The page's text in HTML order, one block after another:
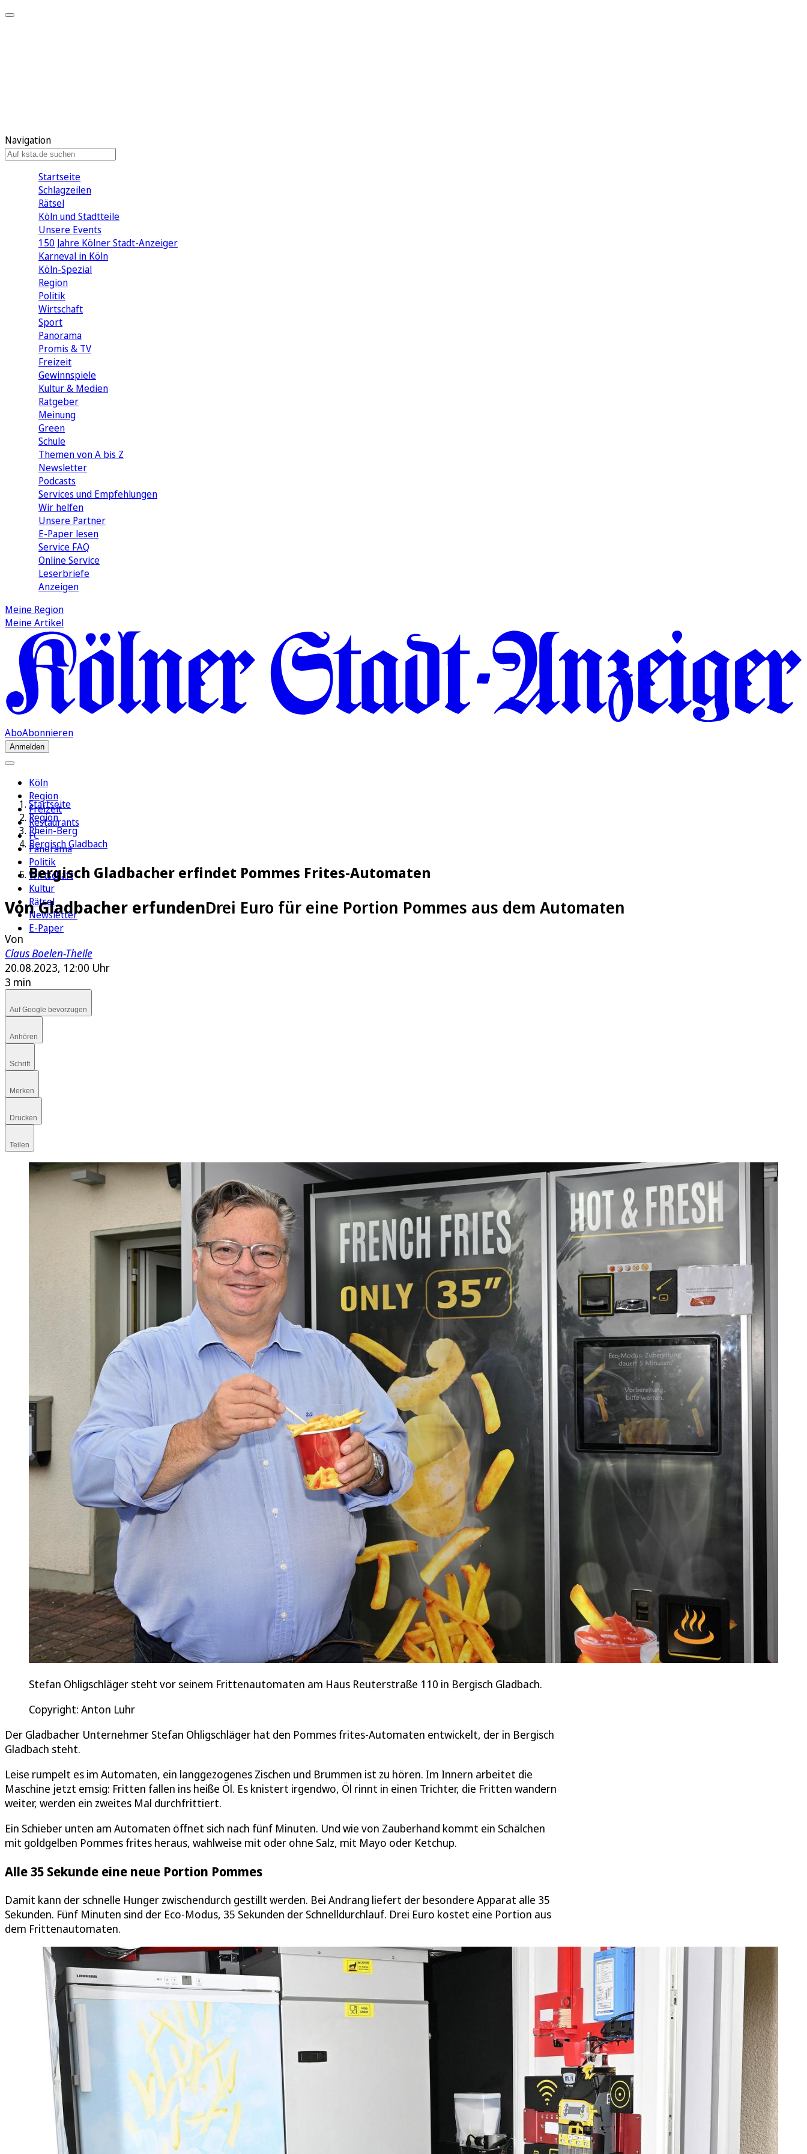
Navigation
Startseite
Schlagzeilen
Rätsel
Köln und Stadtteile
Unsere Events
150 Jahre Kölner Stadt-Anzeiger
Karneval in Köln
Köln-Spezial
Region
Politik
Wirtschaft
Sport
Panorama
Promis & TV
Freizeit
Gewinnspiele
Kultur & Medien
Ratgeber
Meinung
Green
Schule
Themen von A bis Z
Newsletter
Podcasts
Services und Empfehlungen
Wir helfen
Unsere Partner
E-Paper lesen
Service FAQ
Online Service
Leserbriefe
Anzeigen
Meine Region
Meine Artikel
AboAbonnieren
Anmelden
Köln
Region
Freizeit
Restaurants
FC
Panorama
Politik
Wirtschaft
Kultur
Rätsel
Newsletter
E-Paper
Startseite
Region
Rhein-Berg
Bergisch Gladbach
Bergisch Gladbacher erfindet Pommes Frites-Automaten
Von Gladbacher erfundenDrei Euro für eine Portion Pommes aus dem Automaten
Von
Claus Boelen-Theile
20.08.2023, 12:00 Uhr
3 min
Auf Google bevorzugen
Anhören
Schrift
Merken
Drucken
Teilen
Stefan Ohligschläger steht vor seinem Frittenautomaten am Haus Reuterstraße 110 in Bergisch Gladbach.
Copyright: Anton Luhr
Der Gladbacher Unternehmer Stefan Ohligschläger hat den Pommes frites-Automaten entwickelt, der in Bergisch
Gladbach steht.
Leise rumpelt es im Automaten, ein langgezogenes Zischen und Brummen ist zu hören. Im Innern arbeitet die
Maschine jetzt emsig: Fritten fallen ins heiße Öl. Es knistert irgendwo, Öl rinnt in einen Trichter, die Fritten wandern
weiter, werden ein zweites Mal durchfrittiert.
Ein Schieber unten am Automaten öffnet sich nach fünf Minuten. Und wie von Zauberhand kommt ein Schälchen
mit goldgelben Pommes frites heraus, wahlweise mit oder ohne Salz, mit Mayo oder Ketchup.
Alle 35 Sekunde eine neue Portion Pommes
Damit kann der schnelle Hunger zwischendurch gestillt werden. Bei Andrang liefert der besondere Apparat alle 35
Sekunden. Fünf Minuten sind der Eco-Modus, 35 Sekunden der Schnelldurchlauf. Drei Euro kostet eine Portion aus
dem Frittenautomaten.